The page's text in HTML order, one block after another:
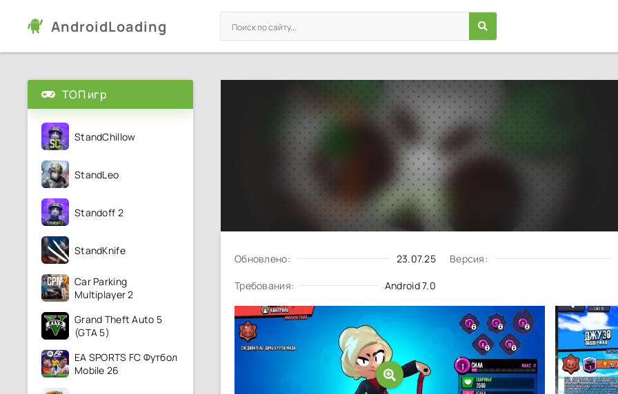
AndroidLoading
Ghoul Stars
Экшен
62.264
Скачать
Обновлено: 23.07.25 Версия:
Требования: Android 7.0
ТОП игр
StandChillow
StandLeo
Standoff 2
StandKnife
Car Parking
Multiplayer 2
Grand Theft Auto 5
(GTA 5)
EA SPORTS FC Футбол
Mobile 26